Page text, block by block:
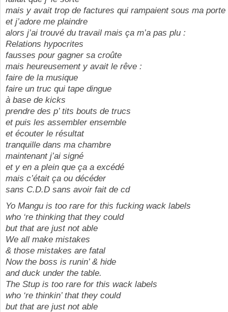
mais y avait trop de factures qui rampaient sous ma porte
et j’adore me plaindre
alors j’ai trouvé du travail mais ça m’a pas plu :
Relations hypocrites
fausses pour gagner sa croûte
mais heureusement y avait le rêve :
faire de la musique
faire un truc qui tape dingue
à base de kicks
prendre des p’ tits bouts de trucs
et puis les assembler ensemble
et écouter le résultat
tranquille dans ma chambre
maintenant j’ai signé
et y en a plein que ça a excédé
mais c’était ça ou décéder
sans C.D.D sans avoir fait de cd
Yo Mangu is too rare for this fucking wack labels
who ‘re thinking that they could
but that are just not able
We all make mistakes
& those mistakes are fatal
Now the boss is runin’ & hide
and duck under the table.
The Stup is too rare for this wack labels
who ‘re thinkin’ that they could
but that are just not able